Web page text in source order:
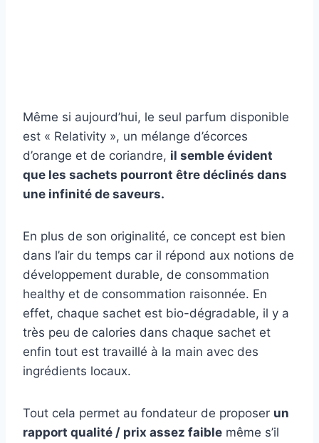
Même si aujourd’hui, le seul parfum disponible
est « Relativity », un mélange d’écorces
d’orange et de coriandre, il semble évident
que les sachets pourront être déclinés dans
une infinité de saveurs.
En plus de son originalité, ce concept est bien
dans l’air du temps car il répond aux notions de
développement durable, de consommation
healthy et de consommation raisonnée. En
effet, chaque sachet est bio-dégradable, il y a
très peu de calories dans chaque sachet et
enfin tout est travaillé à la main avec des
ingrédients locaux.
Tout cela permet au fondateur de proposer un
rapport qualité / prix assez faible même s’il